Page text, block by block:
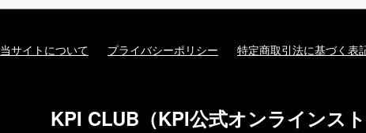
当サイトについて プライバシーポリシー 特定商取引法に基づく表
KPI CLUB（KPI公式オンラインスト